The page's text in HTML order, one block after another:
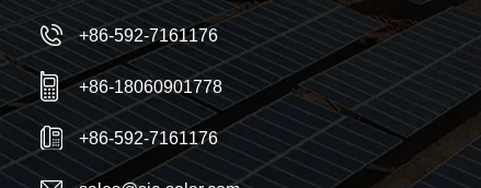
+86-592-7161176
+86-18060901778
+86-592-7161176